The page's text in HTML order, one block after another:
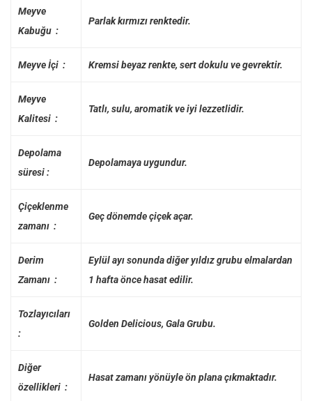
Meyve
Kabuğu :
Parlak kırmızı renktedir.
Meyve İçi : Kremsi beyaz renkte, sert dokulu ve gevrektir.
Meyve
Kalitesi :
Tatlı, sulu, aromatik ve iyi lezzetlidir.
Depolama
süresi :
Depolamaya uygundur.
Çiçeklenme
zamanı :
Geç dönemde çiçek açar.
Derim
Zamanı :
Eylül ayı sonunda diğer yıldız grubu elmalardan
1 hafta önce hasat edilir.
Tozlayıcıları
:
Golden Delicious, Gala Grubu.
Diğer
özellikleri :
Hasat zamanı yönüyle ön plana çıkmaktadır.